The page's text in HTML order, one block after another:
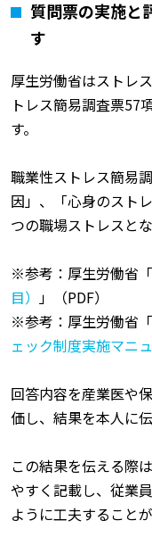
質問票の実施と
す
厚生労働省はストレ
トレス簡易調査票57
す。
職業性ストレス簡易
因」、「心身のスト
つの職場ストレスと
※参考：厚生労働省「
目）
」（PDF）
※参考：厚生労働省「
ェック制度実施マニ
回答内容を産業医や
価し、結果を本人に伝
この結果を伝える際
やすく記載し、従業
ように工夫すること